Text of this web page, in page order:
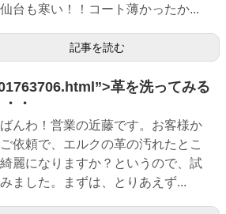
台も寒い！！コート薄かったか...
記事を読む
革を洗ってみる
・
んわ！営業の近藤です。お客様か
依頼で、エルクの革の汚れたとこ
麗になりますか？というので、試
ました。まずは、とりあえず...